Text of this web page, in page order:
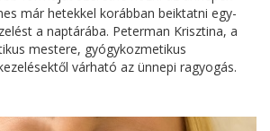
már hetekkel korábban beiktatni egy-
a naptárába. Peterman Krisztina, a
mestere, gyógykozmetikus
várható az ünnepi ragyogás.